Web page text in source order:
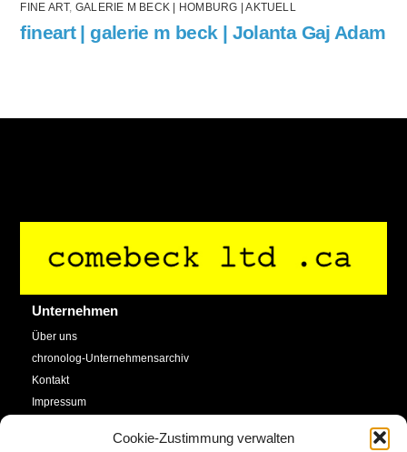
Cookie-Zustimmung verwalten
FINE ART, GALERIE M BECK | HOMBURG | AKTUELL
fineart | galerie m beck | Jolanta Gaj Adam
Back
Unternehmen
Über uns
chronolog-Unternehmensarchiv
Kontakt
Impressum
Cookie-Richtlinie (EU)